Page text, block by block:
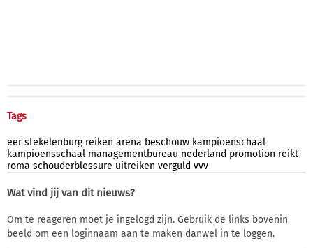
Tags
eer stekelenburg reiken arena beschouw kampioenschaal
kampioensschaal managementbureau nederland promotion reikt
roma schouderblessure uitreiken verguld vvv
Wat vind jij van dit nieuws?
Om te reageren moet je ingelogd zijn. Gebruik de links bovenin
beeld om een loginnaam aan te maken danwel in te loggen.